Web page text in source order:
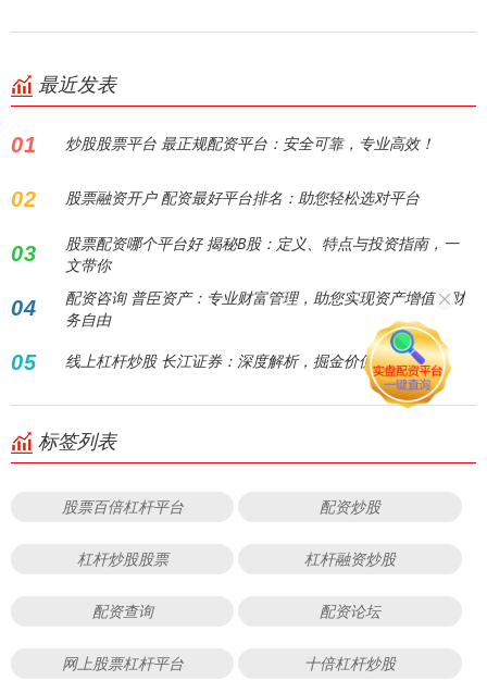
最近发表
01 炒股股票平台 最正规配资平台：安全可靠，专业高效！
02 股票融资开户 配资最好平台排名：助您轻松选对平台
03
股票配资哪个平台好 揭秘B股：定义、特点与投资指南，一
文带你
04
配资咨询 普臣资产：专业财富管理，助您实现资产增值与财
务自由
05 线上杠杆炒股 长江证券：深度解析，掘金价值新机遇
标签列表
股票百倍杠杆平台 配资炒股
杠杆炒股股票 杠杆融资炒股
配资查询 配资论坛
网上股票杠杆平台 十倍杠杆炒股